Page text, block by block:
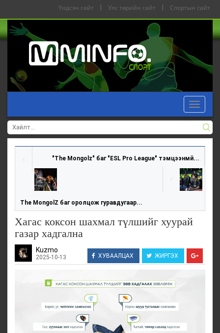
Үндсэн сайт Улс төрийн сайт Спортын сайт
Toggle
"The Mongolz" баг "ESL Pro League" тэмцээнмй...
The MongolZ баг оролцож гуравдугаар...
Хагас коксон шахмал түлшийг хуурай
газар хадгална
Kuzmo
2025-10-13 ХУВААЛЦАХ ЖИРГЭХ